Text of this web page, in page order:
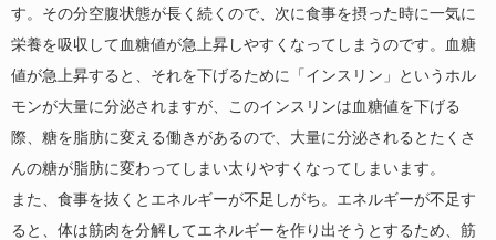
す。その分空腹状態が長く続くので、次に食事を摂った時に一気に
栄養を吸収して血糖値が急上昇しやすくなってしまうのです。血糖
値が急上昇すると、それを下げるために「インスリン」というホル
モンが大量に分泌されますが、このインスリンは血糖値を下げる
際、糖を脂肪に変える働きがあるので、大量に分泌されるとたくさ
んの糖が脂肪に変わってしまい太りやすくなってしまいます。
また、食事を抜くとエネルギーが不足しがち。エネルギーが不足す
ると、体は筋肉を分解してエネルギーを作り出そうとするため、筋